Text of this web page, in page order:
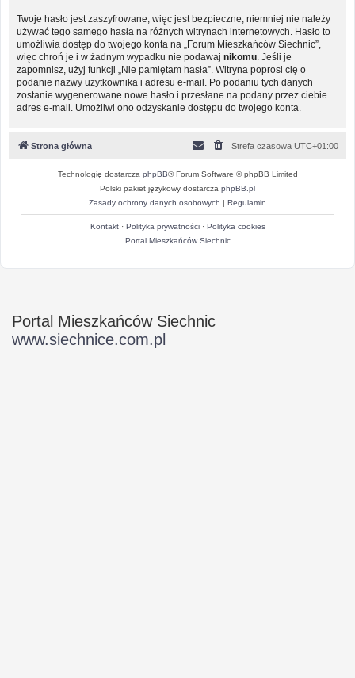
Twoje hasło jest zaszyfrowane, więc jest bezpieczne, niemniej nie należy
używać tego samego hasła na różnych witrynach internetowych. Hasło to
umożliwia dostęp do twojego konta na „Forum Mieszkańców Siechnic”,
więc chroń je i w żadnym wypadku nie podawaj nikomu . Jeśli je
zapomnisz, użyj funkcji „Nie pamiętam hasła”. Witryna poprosi cię o
podanie nazwy użytkownika i adresu e-mail. Po podaniu tych danych
zostanie wygenerowane nowe hasło i przesłane na podany przez ciebie
adres e-mail. Umożliwi ono odzyskanie dostępu do twojego konta.
Strona główna Strefa czasowa UTC+01:00
Technologię dostarcza phpBB® Forum Software © phpBB Limited
Polski pakiet językowy dostarcza phpBB.pl
Zasady ochrony danych osobowych | Regulamin
Kontakt· Polityka prywatności· Polityka cookies
Portal Mieszkańców Siechnic
Portal Mieszkańców Siechnic
www.siechnice.com.pl